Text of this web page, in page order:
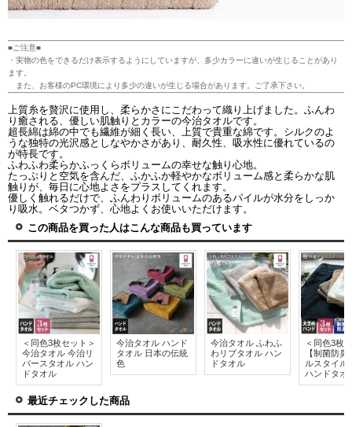
■ご注意■
・実物の色をできるだけ表示するようにしていますが、多少カラーに違いが生じることがあり
ます。
また、お客様のPC環境により多少の違いが生じる場合があります。ご了承下さい。
上質糸を贅沢に使用し、柔らかさにこだわって織り上げました。ふんわ
り癒される、優しい肌触りとカラーの今治タオルです。
超長綿は綿の中でも繊維が細く長い、上質で貴重な綿です。シルクのよ
うな独特の光沢感としなやかさがあり、耐久性、吸水性に優れているの
が特長です。
ふわふわ柔らかふっくらボリュームの幸せな触り心地。
たっぷりと空気を含んだ、ふかふか軽やかなボリューム感と柔らかな肌
触りが、毎日に心地よさをプラスしてくれます。
優しく触れるだけで、ふんわりボリュームのあるパイルが水分をしっか
り吸水。ベタつかず、心地よくお使いいただけます。
この商品を買った人はこんな商品も買っています
＜同色3枚セット＞
今治タオル 今治リ
バースタオル ハン
ドタオル
今治タオル ハンド
タオル 日本の伝統
色
今治タオル ふわふ
わリブタオル ハン
ドタオル
＜同色3枚
【制菌防臭
ルスタイル
ハンドタオ
最近チェックした商品